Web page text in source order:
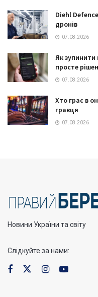
Diehl
дронів
07.08.2026
Як зупинити
просте
07.08.2026
Хто грає в
гравця
07.08.2026
Новини України та світу
Слідкуйте за нами: